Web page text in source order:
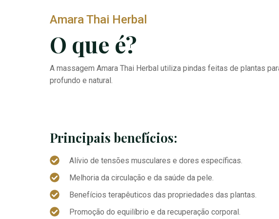
Amara Thai Herbal
O que é?
A massagem Amara Thai Herbal utiliza pindas feitas de plantas
profundo e natural.
Principais benefícios:
Alívio de tensões musculares e dores específicas.
Melhoria da circulação e da saúde da pele.
Benefícios terapêuticos das propriedades das plantas.
Promoção do equilíbrio e da recuperação corporal.